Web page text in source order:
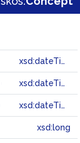
xsd:dateTime
xsd:dateTime
xsd:dateTime
xsd:long